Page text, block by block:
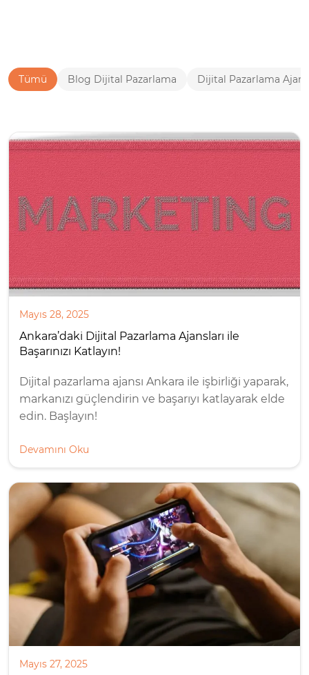
Tümü Blog Dijital Pazarlama Dijital Pazarlama
Mayıs 28, 2025
Ankara’daki Dijital Pazarlama Ajansları ile
Başarınızı Katlayın!
Dijital pazarlama ajansı Ankara ile işbirliği yaparak,
markanızı güçlendirin ve başarıyı katlayarak elde
edin. Başlayın!
Devamını Oku
Mayıs 27, 2025